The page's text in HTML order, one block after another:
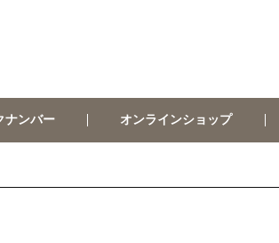
ナンバー オンラインショップ